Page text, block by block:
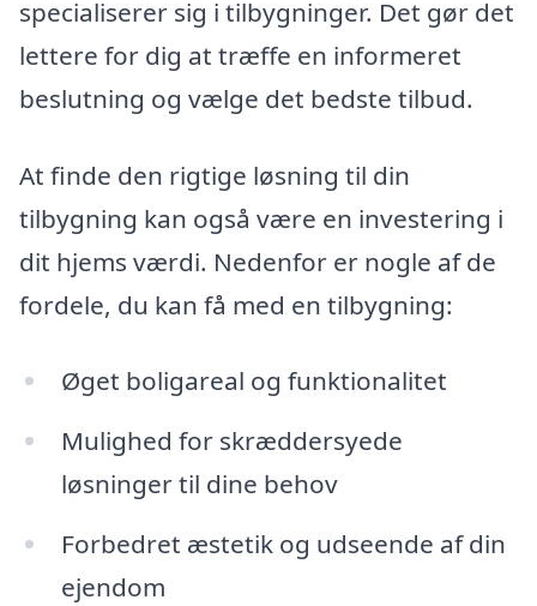
specialiserer sig i tilbygninger. Det gør det
lettere for dig at træffe en informeret
beslutning og vælge det bedste tilbud.
At finde den rigtige løsning til din
tilbygning kan også være en investering i
dit hjems værdi. Nedenfor er nogle af de
fordele, du kan få med en tilbygning:
Øget boligareal og funktionalitet
Mulighed for skræddersyede
løsninger til dine behov
Forbedret æstetik og udseende af din
ejendom